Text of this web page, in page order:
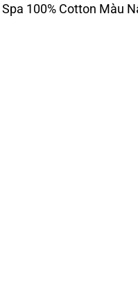
Spa 100% Cotton Màu